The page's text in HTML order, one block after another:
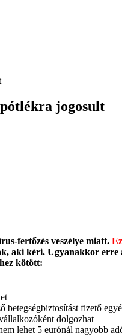
jogosult
fertőzés veszélye miatt.
aki kéri. Ugyanakkor
kötött:
fizető
dolgozhat
lehet 5 eurónál nagyobb